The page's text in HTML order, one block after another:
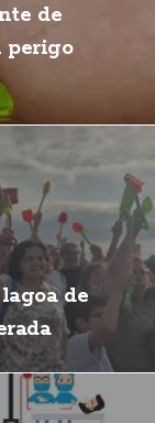
de
perigo
de